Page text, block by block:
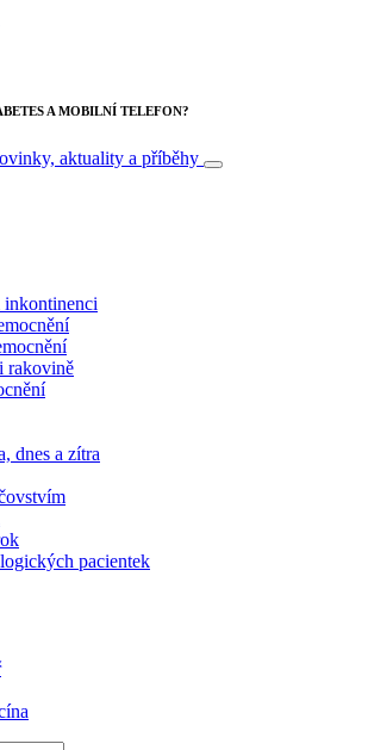
A MOBILNÍ TELEFON?
aktuality a příběhy
inkontinenci
rakovině
dnes a zítra
pacientek